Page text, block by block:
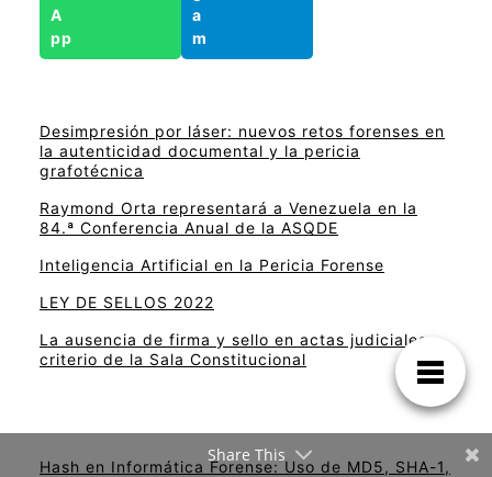
Desimpresión por láser: nuevos retos forenses en
la autenticidad documental y la pericia
grafotécnica
Raymond Orta representará a Venezuela en la
84.ª Conferencia Anual de la ASQDE
Inteligencia Artificial en la Pericia Forense
LEY DE SELLOS 2022
La ausencia de firma y sello en actas judiciales:
criterio de la Sala Constitucional
Hash en Informática Forense: Uso de MD5, SHA-1,
Share This